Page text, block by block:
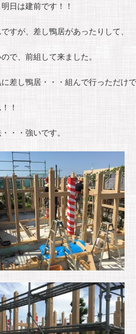
日は建前です！！
すが、差し鴨居があったりして、
で、前組して来ました。
差し鴨居・・・組んで行っただけで
！
・・強いです。